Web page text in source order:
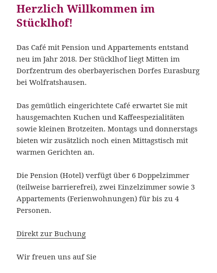
Herzlich Willkommen im
Stücklhof!
Das Café mit Pension und Appartements entstand
neu im Jahr 2018. Der Stücklhof liegt Mitten im
Dorfzentrum des oberbayerischen Dorfes Eurasburg
bei Wolfratshausen.
Das gemütlich eingerichtete Café erwartet Sie mit
hausgemachten Kuchen und Kaffeespezialitäten
sowie kleinen Brotzeiten. Montags und donnerstags
bieten wir zusätzlich noch einen Mittagstisch mit
warmen Gerichten an.
Die Pension (Hotel) verfügt über 6 Doppelzimmer
(teilweise barrierefrei), zwei Einzelzimmer sowie 3
Appartements (Ferienwohnungen) für bis zu 4
Personen.
Direkt zur Buchung
Wir freuen uns auf Sie